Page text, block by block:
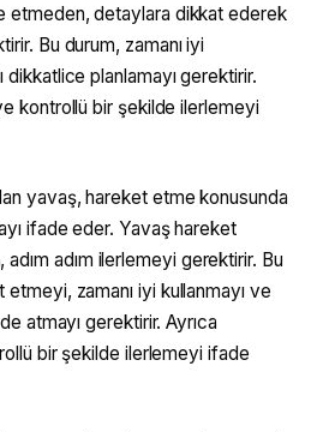
etmeden, detaylara dikkat ederek
Bu durum, zamanı iyi
dikkatlice planlamayı gerektirir.
kontrollü bir şekilde ilerlemeyi
yavaş, hareket etme konusunda
ifade eder. Yavaş hareket
adım ilerlemeyi gerektirir. Bu
zamanı iyi kullanmayı ve
atmayı gerektirir. Ayrıca
bir şekilde ilerlemeyi ifade